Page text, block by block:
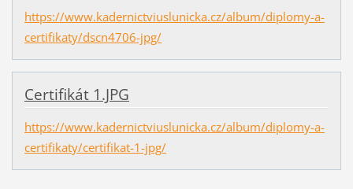
https://www.kadernictviuslunicka.cz/album/diplomy-a-
certifikaty/dscn4706-jpg/
Certifikát 1.JPG
https://www.kadernictviuslunicka.cz/album/diplomy-a-
certifikaty/certifikat-1-jpg/